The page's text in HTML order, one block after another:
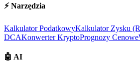
⚡ Narzędzia
Kalkulator PodatkowyKalkulator Zysku
DCAKonwerter KryptoPrognozy Cenowe
🤖 AI